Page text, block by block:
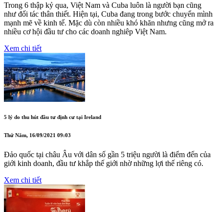
Trong 6 thập kỷ qua, Việt Nam và Cuba luôn là người bạn cũng
như đối tác thân thiết. Hiện tại, Cuba đang trong bước chuyển mình
mạnh mẽ về kinh tế. Mặc dù còn nhiều khó khăn nhưng cũng mở ra
nhiều cơ hội đầu tư cho các doanh nghiêp Việt Nam.
Xem chi tiết
5 lý do thu hút đầu tư định cư tại Ireland
Thứ Năm, 16/09/2021 09:03
Đảo quốc tại châu Âu với dân số gần 5 triệu người là điểm đến của
giới kinh doanh, đầu tư khắp thế giới nhờ những lợi thế riêng có.
Xem chi tiết